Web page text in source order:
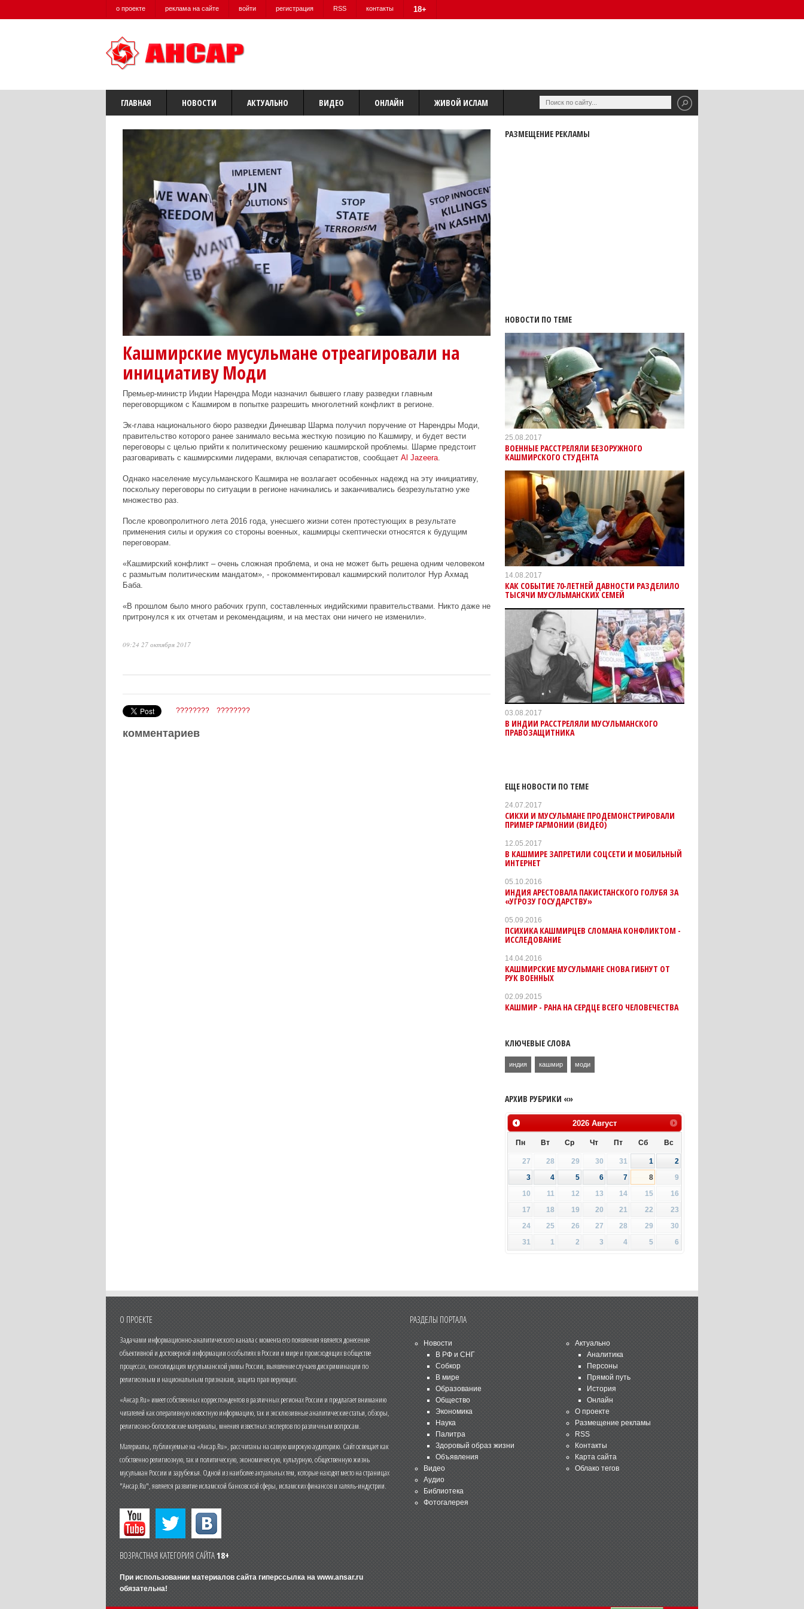
о проекте реклама на сайте войти регистрация RSS контакты 18+
ГЛАВНАЯ НОВОСТИ АКТУАЛЬНО ВИДЕО ОНЛАЙН ЖИВОЙ ИСЛАМ
Кашмирские мусульмане отреагировали на
инициативу Моди
Премьер-министр Индии Нарендра Моди назначил бывшего главу разведки главным
переговорщиком с Кашмиром в попытке разрешить многолетний конфликт в регионе.
Эк-глава национального бюро разведки Динешвар Шарма получил поручение от Нарендры Моди,
правительство которого ранее занимало весьма жесткую позицию по Кашмиру, и будет вести
переговоры с целью прийти к политическому решению кашмирской проблемы. Шарме предстоит
разговаривать с кашмирскими лидерами, включая сепаратистов, сообщает Al Jazeera.
Однако население мусульманского Кашмира не возлагает особенных надежд на эту инициативу,
поскольку переговоры по ситуации в регионе начинались и заканчивались безрезультатно уже
множество раз.
После кровопролитного лета 2016 года, унесшего жизни сотен протестующих в результате
применения силы и оружия со стороны военных, кашмирцы скептически относятся к будущим
переговорам.
«Кашмирский конфликт – очень сложная проблема, и она не может быть решена одним человеком
с размытым политическим мандатом», - прокомментировал кашмирский политолог Нур Ахмад
Баба.
«В прошлом было много рабочих групп, составленных индийскими правительствами. Никто даже не
притронулся к их отчетам и рекомендациям, и на местах они ничего не изменили».
09:24 27 октября 2017
???????? ????????
комментариев
РАЗМЕЩЕНИЕ РЕКЛАМЫ
НОВОСТИ ПО ТЕМЕ
25.08.2017
ВОЕННЫЕ РАССТРЕЛЯЛИ БЕЗОРУЖНОГО
КАШМИРСКОГО СТУДЕНТА
14.08.2017
КАК СОБЫТИЕ 70-ЛЕТНЕЙ ДАВНОСТИ РАЗДЕЛИЛО
ТЫСЯЧИ МУСУЛЬМАНСКИХ СЕМЕЙ
03.08.2017
В ИНДИИ РАССТРЕЛЯЛИ МУСУЛЬМАНСКОГО
ПРАВОЗАЩИТНИКА
ЕЩЕ НОВОСТИ ПО ТЕМЕ
24.07.2017
СИКХИ И МУСУЛЬМАНЕ ПРОДЕМОНСТРИРОВАЛИ
ПРИМЕР ГАРМОНИИ (ВИДЕО)
12.05.2017
В КАШМИРЕ ЗАПРЕТИЛИ СОЦСЕТИ И МОБИЛЬНЫЙ
ИНТЕРНЕТ
05.10.2016
ИНДИЯ АРЕСТОВАЛА ПАКИСТАНСКОГО ГОЛУБЯ ЗА
«УГРОЗУ ГОСУДАРСТВУ»
05.09.2016
ПСИХИКА КАШМИРЦЕВ СЛОМАНА КОНФЛИКТОМ -
ИССЛЕДОВАНИЕ
14.04.2016
КАШМИРСКИЕ МУСУЛЬМАНЕ СНОВА ГИБНУТ ОТ
РУК ВОЕННЫХ
02.09.2015
КАШМИР - РАНА НА СЕРДЦЕ ВСЕГО ЧЕЛОВЕЧЕСТВА
КЛЮЧЕВЫЕ СЛОВА
индия кашмир моди
АРХИВ РУБРИКИ «»
2026 Август
Пн Вт Ср Чт Пт Сб Вс
27 28 29 30 31 1
2
3
4 5 6 7 8
9
10
11 12 13 14 15
16
17
18 19 20 21 22
23
24
25 26 27 28 29
30
31
1 2 3 4 5 6
О ПРОЕКТЕ
Задачами информационно-аналитического канала с момента его появления является донесение
объективной и достоверной информации о событиях в России и мире и происходящих в обществе
процессах, консолидация мусульманской уммы России, выявление случаев дискриминации по
религиозным и национальным признакам, защита прав верующих.
«Ансар.Ru» имеет собственных корреспондентов в различных регионах России и предлагает вниманию
читателей как оперативную новостную информацию, так и эксклюзивные аналитические статьи, обзоры,
религиозно-богословские материалы, мнения известных экспертов по различным вопросам.
Материалы, публикуемые на «Ансар.Ru», рассчитаны на самую широкую аудиторию. Сайт освещает как
собственно религиозную, так и политическую, экономическую, культурную, общественную жизнь
мусульман России и зарубежья. Одной из наиболее актуальных тем, которые находят место на страницах
"Ансар.Ru", является развитие исламской банковской сферы, исламских финансов и халяль-индустрии.
ВОЗРАСТНАЯ КАТЕГОРИЯ САЙТА18+
При использовании материалов сайта гиперссылка на www.ansar.ru
обязательна!
РАЗДЕЛЫ ПОРТАЛА
Новости
В РФ и СНГ
Собкор
В мире
Образование
Общество
Экономика
Наука
Палитра
Здоровый образ жизни
Объявления
Видео
Аудио
Библиотека
Фотогалерея
Актуально
Аналитика
Персоны
Прямой путь
История
Онлайн
О проекте
Размещение рекламы
RSS
Контакты
Карта сайта
Облако тегов